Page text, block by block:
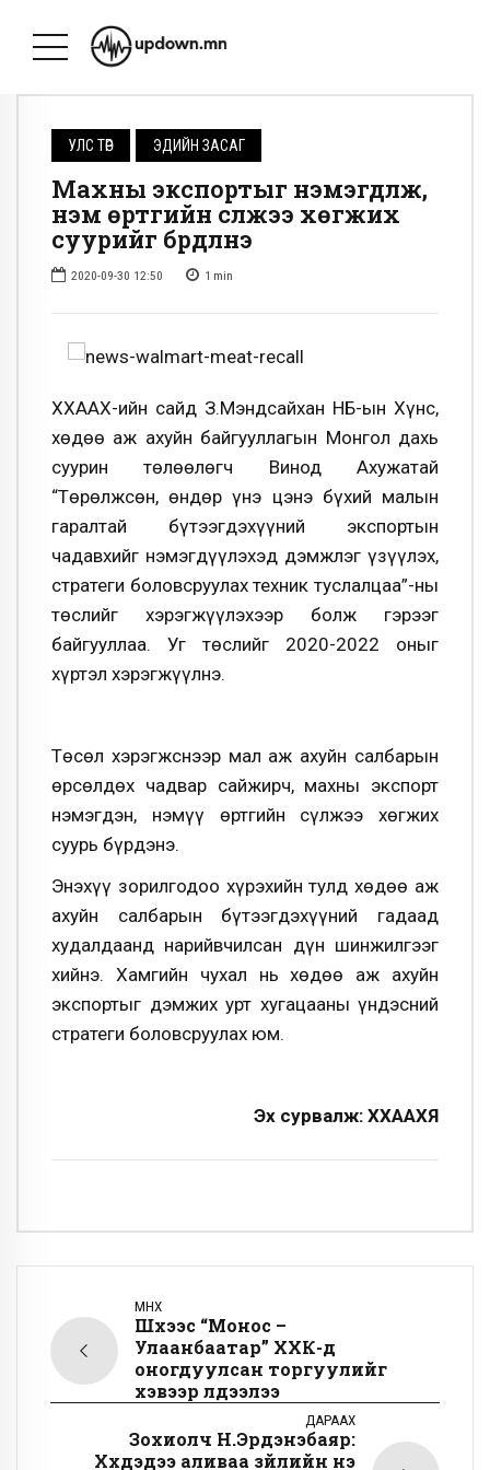
УЛС ТӨР ЭДИЙН ЗАСАГ
Махны экспортыг нэмэгдүүлж,
нэмүү өртгийн сүлжээ хөгжих
суурийг бүрдүүлнэ
2020-09-30 12:50 1 min
ХХААХҮ-ийн сайд З.Мэндсайхан НҮБ-ын Хүнс,
хөдөө аж ахуйн байгууллагын Монгол дахь
суурин төлөөлөгч Винод Ахужатай
“Төрөлжсөн, өндөр үнэ цэнэ бүхий малын
гаралтай бүтээгдэхүүний экспортын
чадавхийг нэмэгдүүлэхэд дэмжлэг үзүүлэх,
стратеги боловсруулах техник туслалцаа”-ны
төслийг хэрэгжүүлэхээр болж гэрээг
байгууллаа. Уг төслийг 2020-2022 оныг
хүртэл хэрэгжүүлнэ.
Төсөл хэрэгжснээр мал аж ахуйн салбарын
өрсөлдөх чадвар сайжирч, махны экспорт
нэмэгдэн, нэмүү өртгийн сүлжээ хөгжих
суурь бүрдэнэ.
Энэхүү зорилгодоо хүрэхийн тулд хөдөө аж
ахуйн салбарын бүтээгдэхүүний гадаад
худалдаанд нарийвчилсан дүн шинжилгээг
хийнэ. Хамгийн чухал нь хөдөө аж ахуйн
экспортыг дэмжих урт хугацааны үндэсний
стратеги боловсруулах юм.
Эх сурвалж: ХХААХҮЯ
ӨМНӨХ
Шүүхээс “Монос –
Улаанбаатар” ХХК-д
оногдуулсан торгуулийг
хэвээр үлдээлээ
ДАРААХ
Зохиолч Н.Эрдэнэбаяр:
Хүүхдэдээ аливаа зүйлийн үнэ